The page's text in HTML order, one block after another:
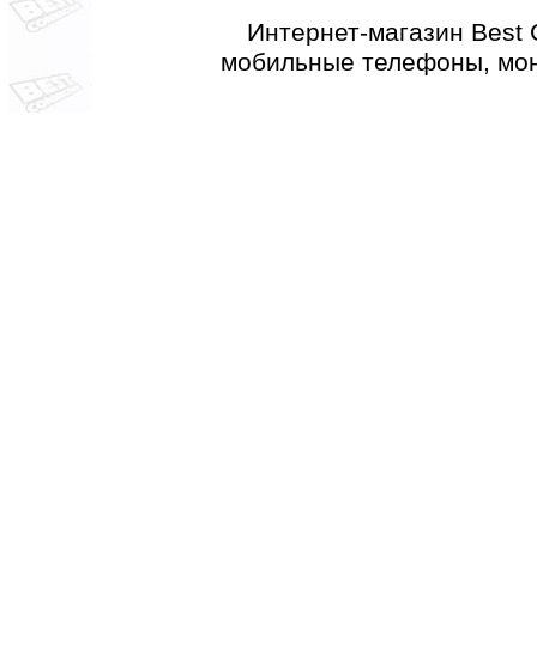
Интернет-магазин Best
мобильные телефоны,